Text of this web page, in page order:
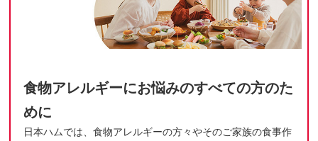
食物アレルギーにお悩みのすべての方のた
めに
日本ハムでは、食物アレルギーの方々やそのご家族の食事作